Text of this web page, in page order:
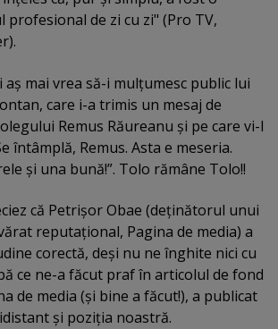
profesional de zi cu zi" (Pro TV,
aş mai vrea să-i mulţumesc public lui
care i-a trimis un mesaj de
Remus Răureanu şi pe care vi-l
întâmplă, Remus. Asta e meseria.
şi una bună!”. Tolo rămâne Tolo!!
că Petrişor Obae (deţinătorul unui
reputaţional, Pagina de media) a
corectă, deşi nu ne înghite nici cu
ce ne-a făcut praf în articolul de fond
de media (şi bine a făcut!), a publicat
şi poziţia noastră.